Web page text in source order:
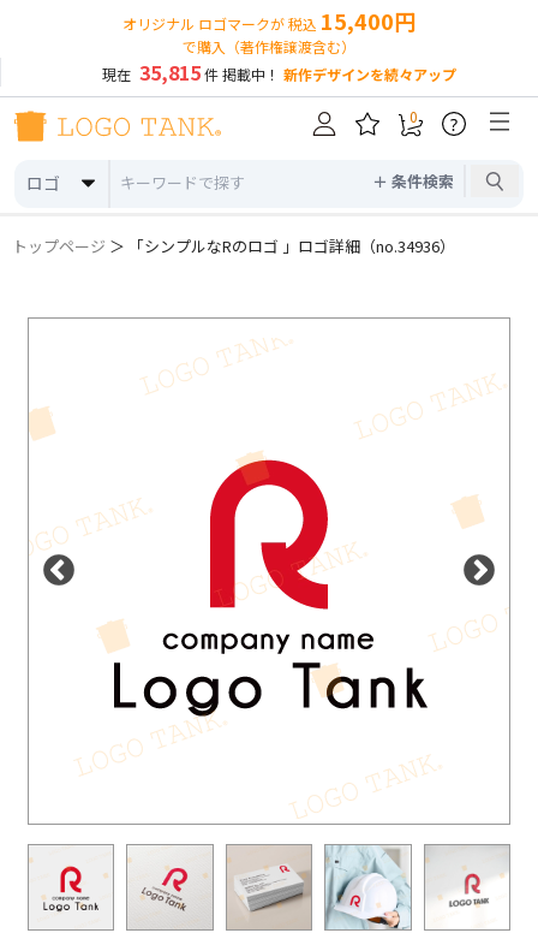
オリジナル ロゴマークが 税込 15,400円
で購入（著作権譲渡含む）
現在 35,815件 掲載中！ 新作デザインを続々アップ
ロゴ ＋ 条件検索
0 ?
トップページ ＞ 「シンプルなRのロゴ 」ロゴ詳細（no.34936）